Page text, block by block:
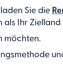
Sie die
als Ihr Zielland
möchten.